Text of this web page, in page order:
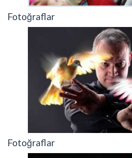
Fotoğraflar
Fotoğraflar